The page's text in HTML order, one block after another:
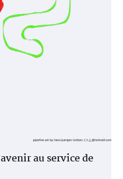
au service de